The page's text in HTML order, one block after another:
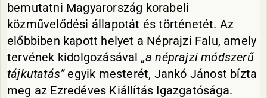
bemutatni Magyarország korabeli
közművelődési állapotát és történetét. Az
előbbiben kapott helyet a Néprajzi Falu, amely
tervének kidolgozásával „a néprajzi módszerű
tájkutatás” egyik mesterét, Jankó Jánost bízta
meg az Ezredéves Kiállítás Igazgatósága.